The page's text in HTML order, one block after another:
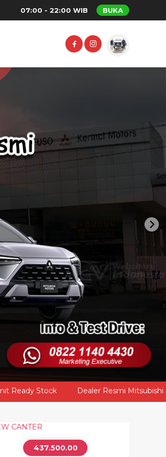
07:00 - 22:00 WIB BUKA
Dealer Resmi Mitsubishi Jambi | Melayani